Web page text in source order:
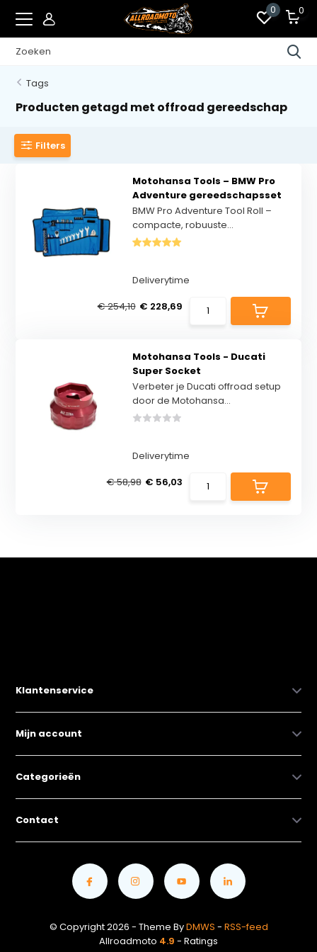
0 0
Tags
Producten getagd met offroad gereedschap
Filters
Motohansa Tools – BMW Pro
Adventure gereedschapsset
BMW Pro Adventure Tool Roll –
compacte, robuuste...
Deliverytime
€ 254,10 € 228,69
Motohansa Tools - Ducati
Super Socket
Verbeter je Ducati offroad setup
door de Motohansa...
Deliverytime
€ 58,98 € 56,03
Klantenservice
Mijn account
Categorieën
Contact
© Copyright 2026 - Theme ByDMWS - RSS-feed
Allroadmoto 4.9 - Ratings